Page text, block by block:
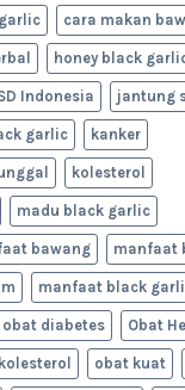
cara makan
honey black
Indonesia jantung
garlic kanker
kolesterol
madu black garlic
bawang manfaat
manfaat black
obat diabetes Obat
obat kuat